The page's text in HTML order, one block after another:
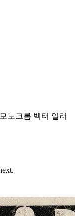
모노크롬 벡터 일러